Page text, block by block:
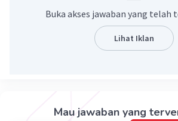
02 Juli 2026 02:19
1000289 + 282928292
Buka akses jawaban yang telah
Lihat Iklan
Mau jawaban yang